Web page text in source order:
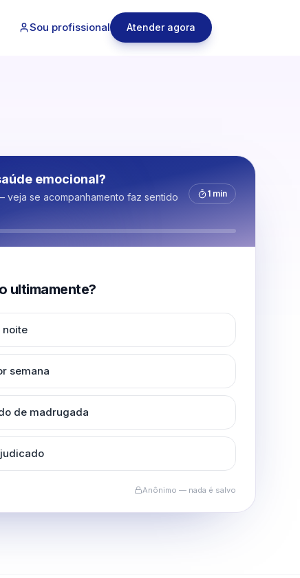
Sou profissional Atender agora
emocional?
veja se acompanhamento faz sentido
1 min
ultimamente?
noite
semana
de madrugada
Anônimo — nada é salvo